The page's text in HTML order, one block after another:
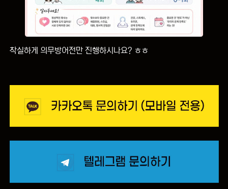
착실하게 의무방어전만 진행하시나요? ㅎㅎ